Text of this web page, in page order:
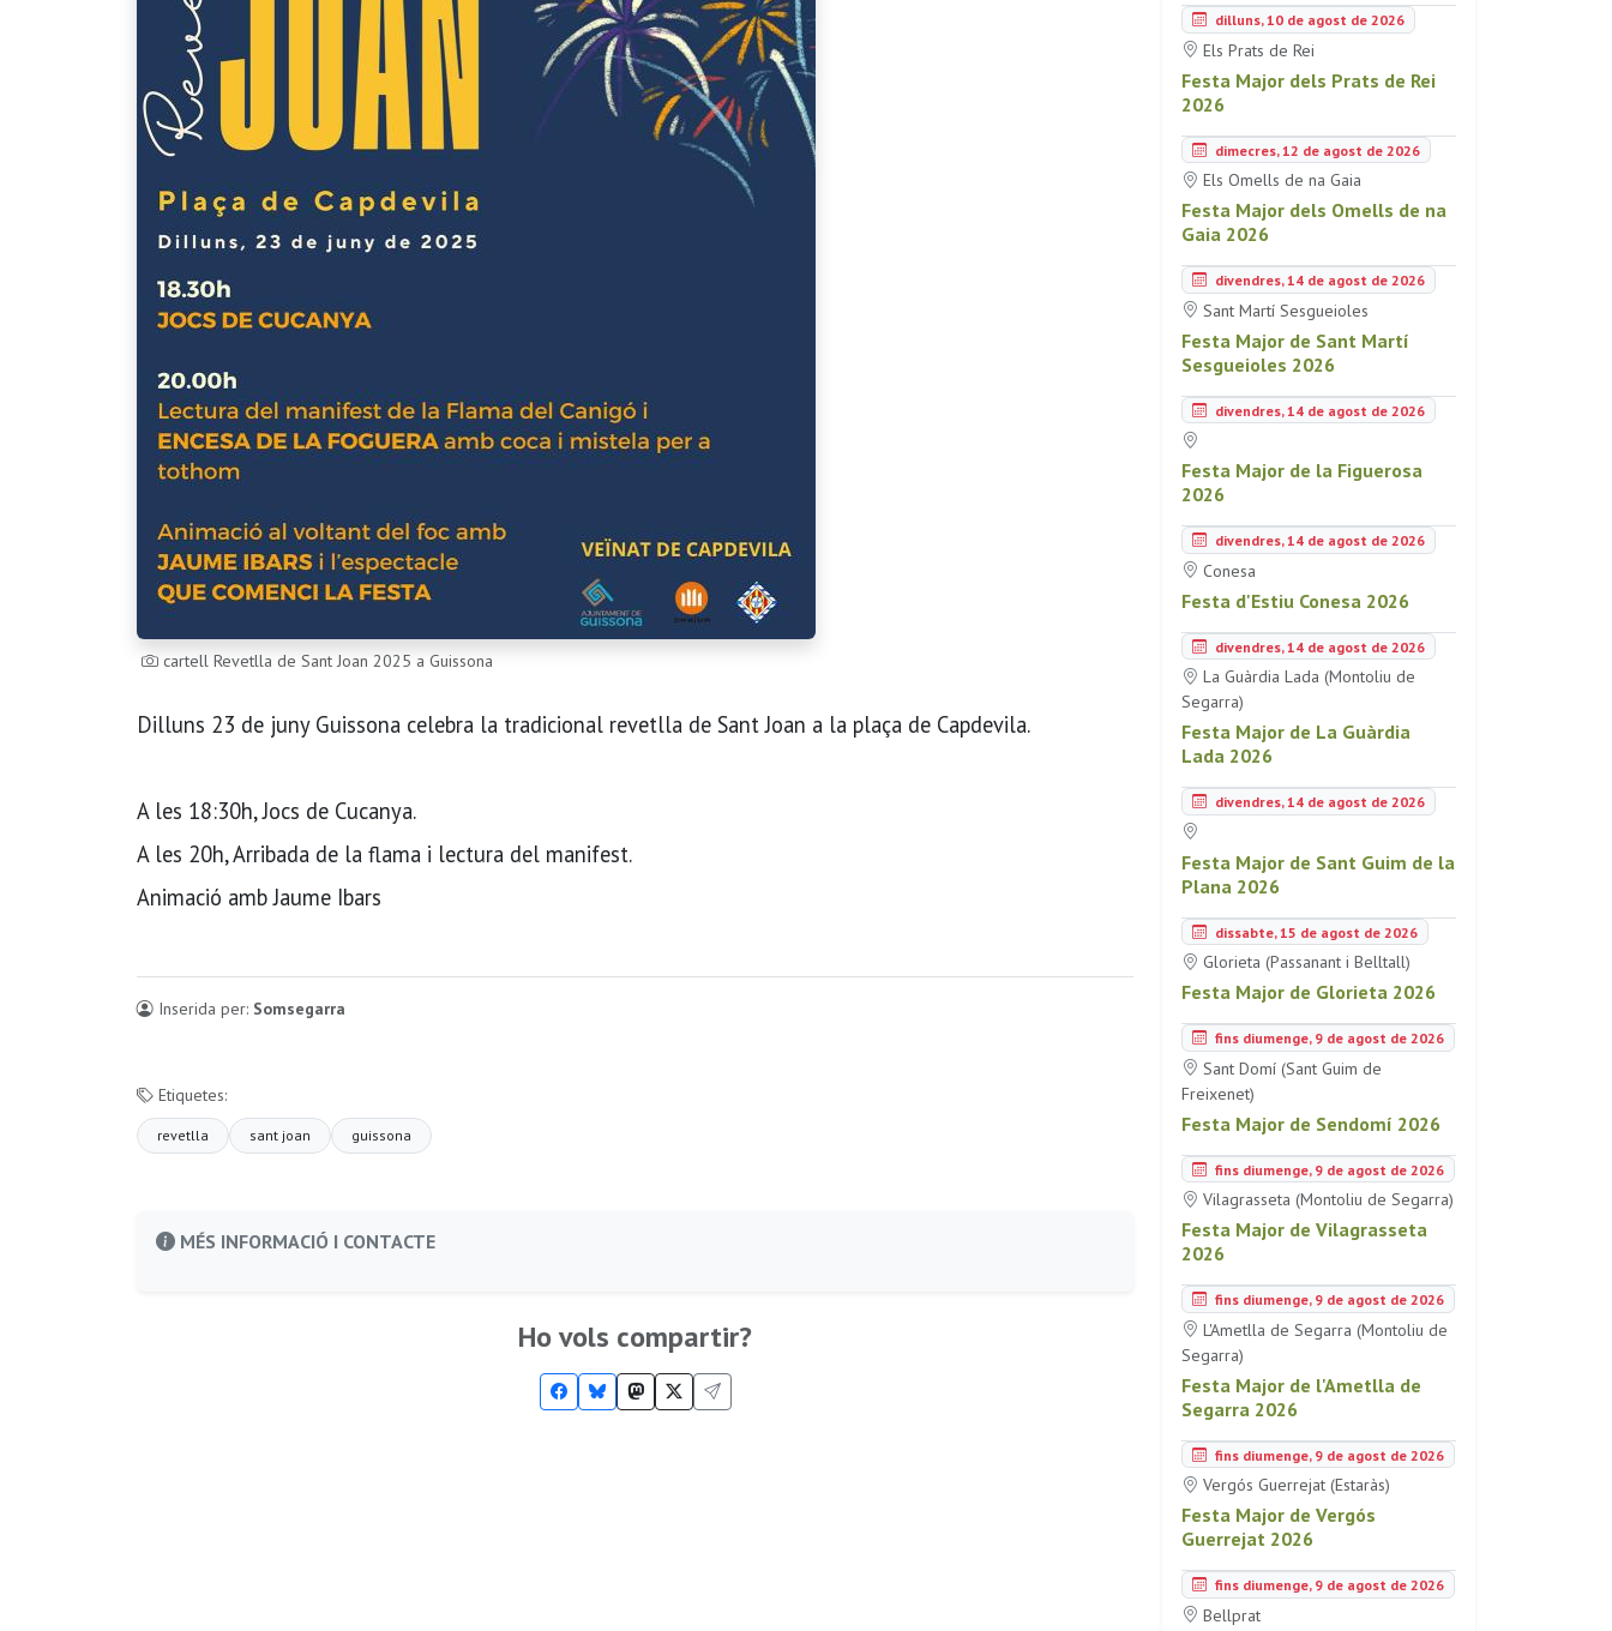
cartell Revetlla de Sant Joan 2025 a Guissona
Dilluns 23 de juny Guissona celebra la tradicional revetlla de Sant Joan a la plaça de Capdevila.
A les 18:30h, Jocs de Cucanya.
A les 20h, Arribada de la flama i lectura del manifest.
Animació amb Jaume Ibars
Inserida per: Somsegarra
Etiquetes:
revetlla sant joan guissona
MÉS INFORMACIÓ I CONTACTE
Ho vols compartir?
dilluns, 10 de agost de 2026
Els Prats de Rei
Festa Major dels Prats de Rei
2026
dimecres, 12 de agost de 2026
Els Omells de na Gaia
Festa Major dels Omells de na
Gaia 2026
divendres, 14 de agost de 2026
Sant Martí Sesgueioles
Festa Major de Sant Martí
Sesgueioles 2026
divendres, 14 de agost de 2026
Festa Major de la Figuerosa
2026
divendres, 14 de agost de 2026
Conesa
Festa d'Estiu Conesa 2026
divendres, 14 de agost de 2026
La Guàrdia Lada (Montoliu de
Segarra)
Festa Major de La Guàrdia
Lada 2026
divendres, 14 de agost de 2026
Festa Major de Sant Guim de la
Plana 2026
dissabte, 15 de agost de 2026
Glorieta (Passanant i Belltall)
Festa Major de Glorieta 2026
fins diumenge, 9 de agost de 2026
Sant Domí (Sant Guim de
Freixenet)
Festa Major de Sendomí 2026
fins diumenge, 9 de agost de 2026
Vilagrasseta (Montoliu de Segarra)
Festa Major de Vilagrasseta
2026
fins diumenge, 9 de agost de 2026
L'Ametlla de Segarra (Montoliu de
Segarra)
Festa Major de l'Ametlla de
Segarra 2026
fins diumenge, 9 de agost de 2026
Vergós Guerrejat (Estaràs)
Festa Major de Vergós
Guerrejat 2026
fins diumenge, 9 de agost de 2026
Bellprat